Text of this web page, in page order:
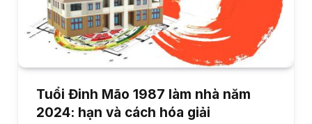
Tuổi Đinh Mão 1987 làm nhà năm
2024: hạn và cách hóa giải